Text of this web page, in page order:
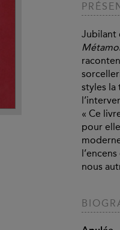
Jubilant
styles la
« Ce
pour
nous